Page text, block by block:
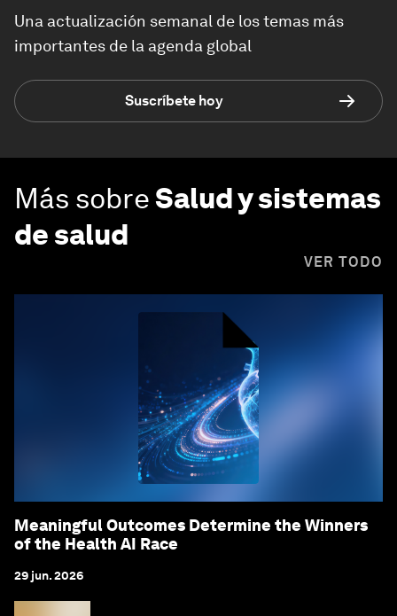
Una actualización semanal de los temas más
importantes de la agenda global
Suscríbete hoy
Más sobreSalud y sistemas
de salud
VER TODO
Meaningful Outcomes Determine the Winners
of the Health AI Race
29 jun. 2026